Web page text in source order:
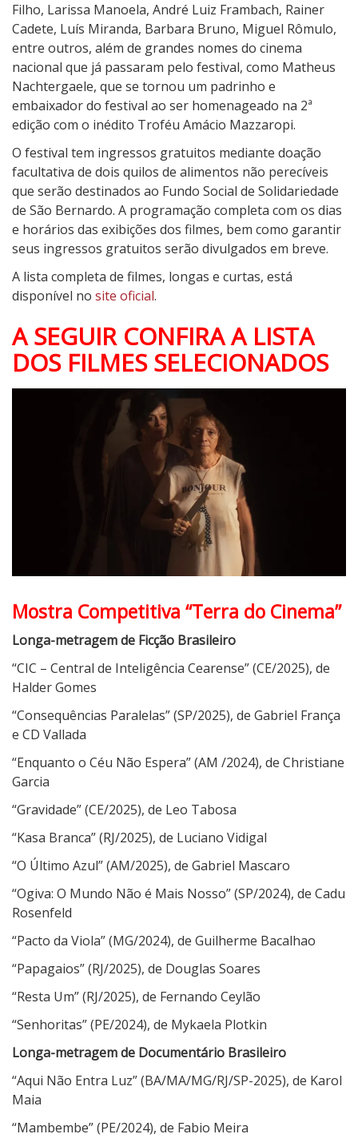
Filho, Larissa Manoela, André Luiz Frambach, Rainer
Cadete, Luís Miranda, Barbara Bruno, Miguel Rômulo,
entre outros, além de grandes nomes do cinema
nacional que já passaram pelo festival, como Matheus
Nachtergaele, que se tornou um padrinho e
embaixador do festival ao ser homenageado na 2ª
edição com o inédito Troféu Amácio Mazzaropi.
O festival tem ingressos gratuitos mediante doação
facultativa de dois quilos de alimentos não perecíveis
que serão destinados ao Fundo Social de Solidariedade
de São Bernardo. A programação completa com os dias
e horários das exibições dos filmes, bem como garantir
seus ingressos gratuitos serão divulgados em breve.
A lista completa de filmes, longas e curtas, está
disponível no site oficial.
A SEGUIR CONFIRA A LISTA
DOS FILMES SELECIONADOS
Mostra Competitiva “Terra do Cinema”
Longa-metragem de Ficção Brasileiro
“CIC – Central de Inteligência Cearense” (CE/2025), de
Halder Gomes
“Consequências Paralelas” (SP/2025), de Gabriel França
e CD Vallada
“Enquanto o Céu Não Espera” (AM /2024), de Christiane
Garcia
“Gravidade” (CE/2025), de Leo Tabosa
“Kasa Branca” (RJ/2025), de Luciano Vidigal
“O Último Azul” (AM/2025), de Gabriel Mascaro
“Ogiva: O Mundo Não é Mais Nosso” (SP/2024), de Cadu
Rosenfeld
“Pacto da Viola” (MG/2024), de Guilherme Bacalhao
“Papagaios” (RJ/2025), de Douglas Soares
“Resta Um” (RJ/2025), de Fernando Ceylão
“Senhoritas” (PE/2024), de Mykaela Plotkin
Longa-metragem de Documentário Brasileiro
“Aqui Não Entra Luz” (BA/MA/MG/RJ/SP-2025), de Karol
Maia
“Mambembe” (PE/2024), de Fabio Meira